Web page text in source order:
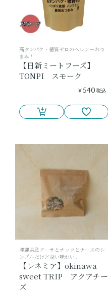
高タンパク・糖質ゼロのヘルシーおつ
まみ！
【日新ミートフーズ】
TONPI スモーク
¥ 540税込
沖縄県産アーサとナッツとチーズのシ
ンプルだけど深い味わい。
【レネミア】okinawa
sweet TRIP アクアチー
ズ